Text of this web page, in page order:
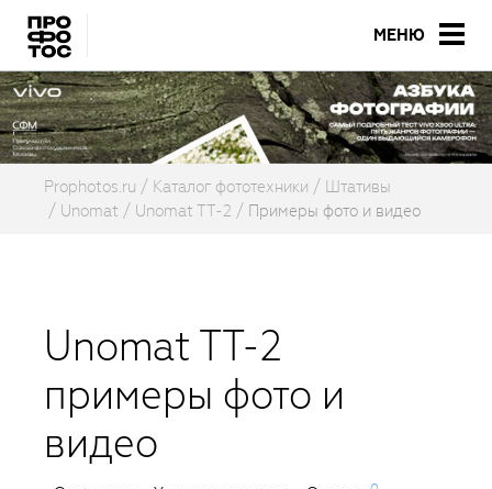
МЕНЮ
Prophotos.ru Каталог фототехники
Штативы
Unomat
Unomat TT-2 Примеры фото и видео
Unomat TT-2
примеры фото и
видео